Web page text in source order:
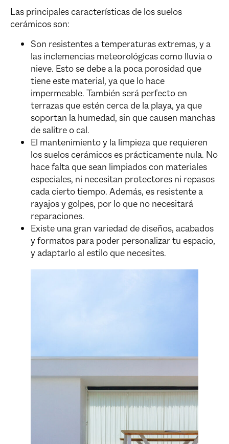
Las principales características de los suelos
cerámicos son:
Son resistentes a temperaturas extremas, y a
las inclemencias meteorológicas como lluvia o
nieve. Esto se debe a la poca porosidad que
tiene este material, ya que lo hace
impermeable. También será perfecto en
terrazas que estén cerca de la playa, ya que
soportan la humedad, sin que causen manchas
de salitre o cal.
El mantenimiento y la limpieza que requieren
los suelos cerámicos es prácticamente nula. No
hace falta que sean limpiados con materiales
especiales, ni necesitan protectores ni repasos
cada cierto tiempo. Además, es resistente a
rayajos y golpes, por lo que no necesitará
reparaciones.
Existe una gran variedad de diseños, acabados
y formatos para poder personalizar tu espacio,
y adaptarlo al estilo que necesites.